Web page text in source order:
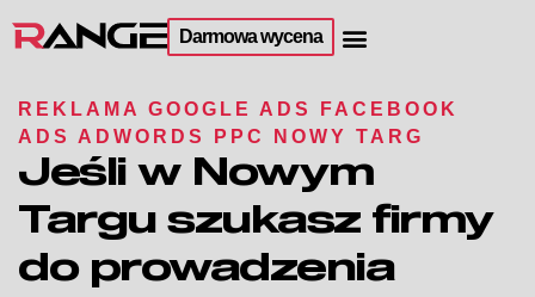
Darmowa wycena
REKLAMA GOOGLE ADS FACEBOOK
ADS ADWORDS PPC NOWY TARG
Jeśli w Nowym
Targu szukasz firmy
do prowadzenia